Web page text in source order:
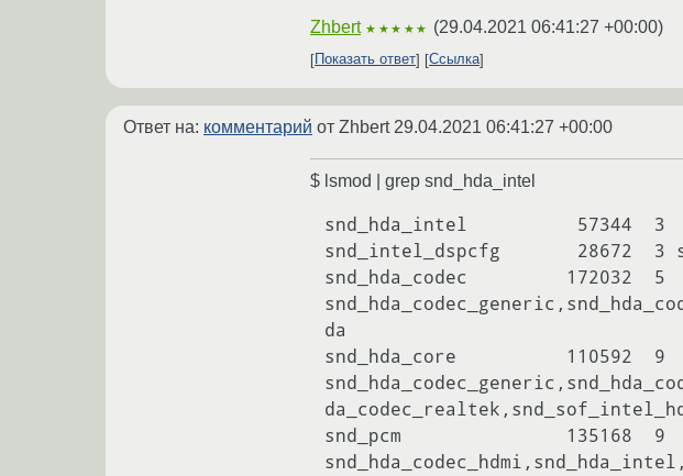
Zhbert ★★★★★ (29.04.2021 06:41:27 +00:00)
Показать ответ Ссылка
Ответ на: комментарий от Zhbert 29.04.2021 06:41:27 +00:00
$ lsmod | grep snd_hda_intel
snd_hda_intel          57344  3
snd_intel_dspcfg       28672  3
snd_hda_codec         172032  5
da
snd_hda_core          110592  9
snd_pcm               135168  9